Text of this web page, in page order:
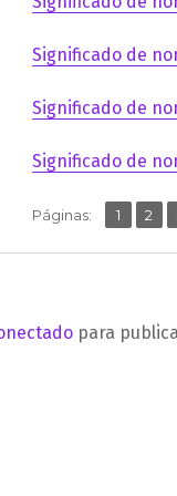
Significado de
Significado de
Significado de
Páginas: Página
1 ,
2
para